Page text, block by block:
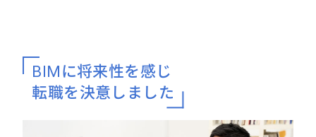
BIMに将来性を感じ
転職を決意しました